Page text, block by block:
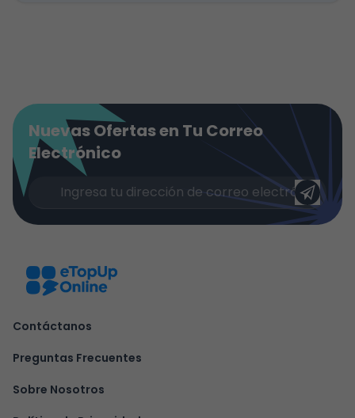
Nuevas Ofertas en Tu Correo
Electrónico
Contáctanos
Preguntas Frecuentes
Sobre Nosotros